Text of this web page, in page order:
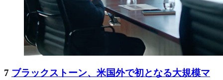
7 ブラックストーン、米国外で初となる大規模マ